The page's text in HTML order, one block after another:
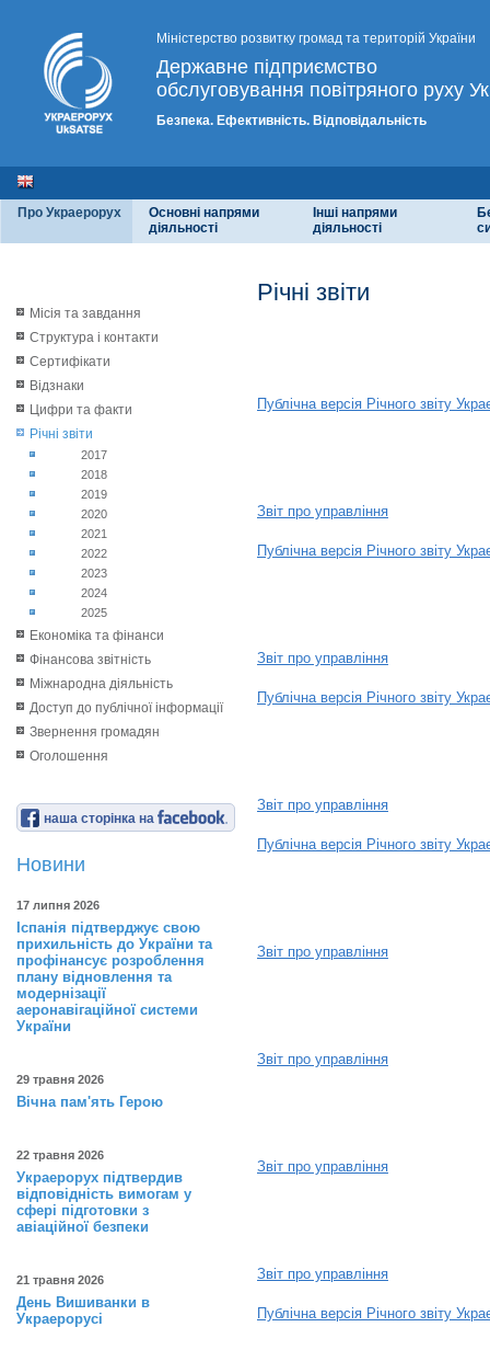
Міністерство розвитку громад та територій України
Державне підприємство
обслуговування повітряного руху
Безпека. Ефективність. Відповідальність
Про Украерорух
Основні напрями
діяльності
Інші напрями
діяльності
Місія та завдання
Структура і контакти
Сертифікати
Відзнаки
Цифри та факти
Річні звіти
2017
2018
2019
2020
2021
2022
2023
2024
2025
Економіка та фінанси
Фінансова звітність
Міжнародна діяльність
Доступ до публічної інформації
Звернення громадян
Оголошення
наша сторінка на
Новини
17 липня 2026
Іспанія підтверджує свою
прихильність до України та
профінансує розроблення
плану відновлення та
модернізації
аеронавігаційної системи
України
29 травня 2026
Вічна пам'ять Герою
22 травня 2026
Украерорух підтвердив
відповідність вимогам у
сфері підготовки з
авіаційної безпеки
21 травня 2026
День Вишиванки в
Украерорусі
Річні звіти
Публічна версія Річного звіту
Звіт про управління
Публічна версія Річного звіту
Звіт про управління
Публічна версія Річного звіту
Звіт про управління
Публічна версія Річного звіту
Звіт про управління
Звіт про управління
Звіт про управління
Звіт про управління
Публічна версія Річного звіту